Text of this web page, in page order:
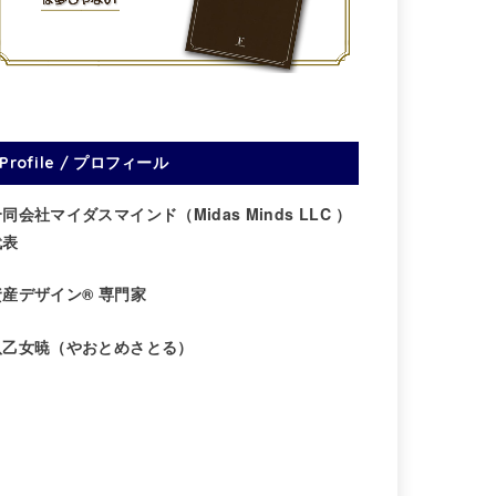
Profile / プロフィール
会社マイダスマインド（Midas Minds LLC ）
デザイン® 専門家
女暁（やおとめさとる）